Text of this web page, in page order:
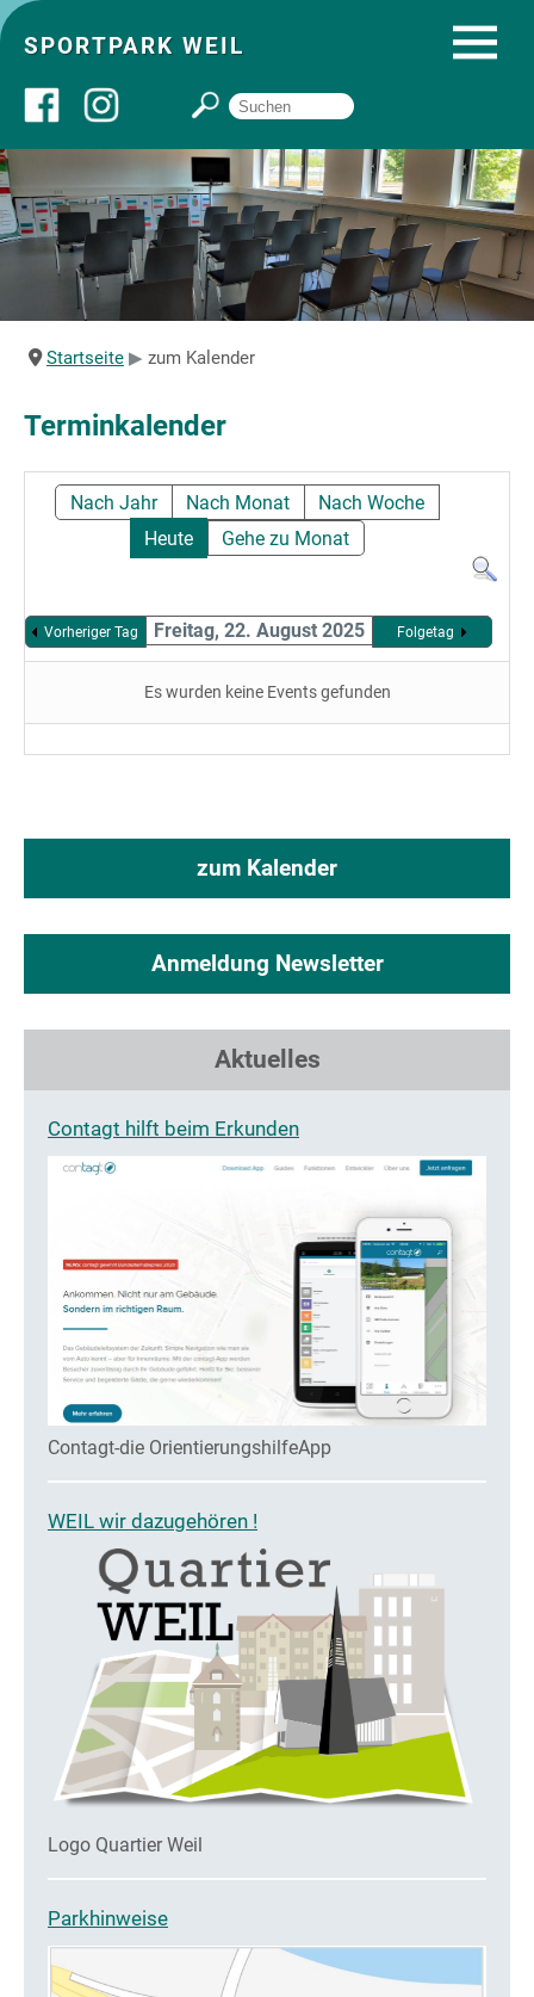
SPORTPARK WEIL
Über uns
Startseite
Angebote
Sportpark
Startseite zum Kalender
Terminkalender
Nach Jahr Nach Monat
Nach Woche
Heute
Gehe zu Monat
Vorheriger Tag Freitag, 22. August 2025 Folgetag
Es wurden keine Events gefunden
zum Kalender
Anmeldung Newsletter
Aktuelles
Contagt hilft beim Erkunden
Contagt-die OrientierungshilfeApp
WEIL wir dazugehören !
Logo Quartier Weil
Parkhinweise